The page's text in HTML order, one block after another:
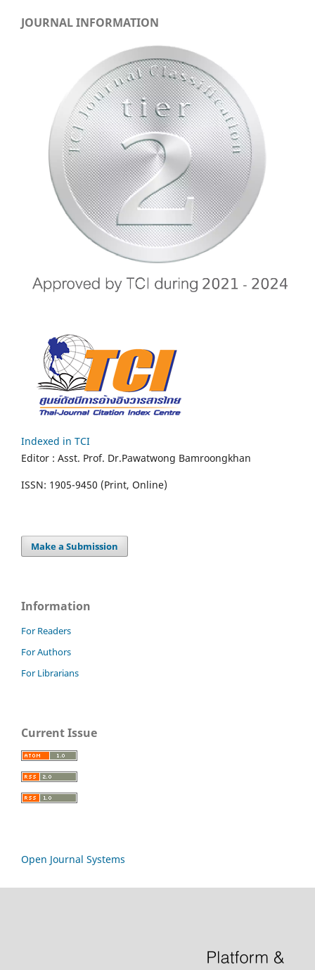
JOURNAL INFORMATION
Indexed in TCI
Editor : Asst. Prof. Dr.Pawatwong Bamroongkhan
ISSN: 1905-9450 (Print, Online)
Make a Submission
Information
For Readers
For Authors
For Librarians
Current Issue
Open Journal Systems